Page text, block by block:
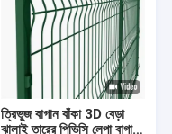
ত্রিভুজ বাগান বাঁকা 3D বেড়া
ঝালাই তারের পিভিসি লেপা বাগান